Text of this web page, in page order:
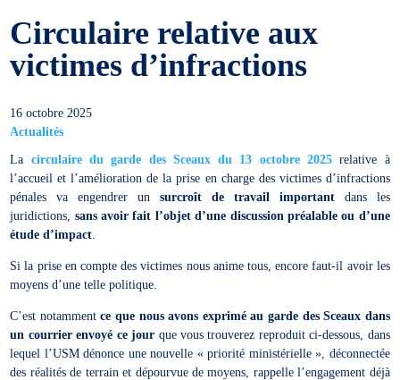
Circulaire relative aux
victimes d’infractions
16 octobre 2025
Actualités
La circulaire du garde des Sceaux du 13 octobre 2025 relative à
l’accueil et l’amélioration de la prise en charge des victimes d’infractions
pénales va engendrer unsurcroît de travail importantdans les
juridictions, sans avoir fait l’objet d’une discussion préalable ou d’une
étude d’impact
Si la prise en compte des victimes nous anime tous, encore faut-il avoir les
moyens d’une telle politique.
C’est notammentce que nous avons exprimé au garde des Sceaux dans
un courrier envoyé ce jour que vous trouverez reproduit ci-dessous, dans
lequel l’USM dénonce une nouvelle « priorité ministérielle », déconnectée
des réalités de terrain et dépourvue de moyens, rappelle l’engagement déjà